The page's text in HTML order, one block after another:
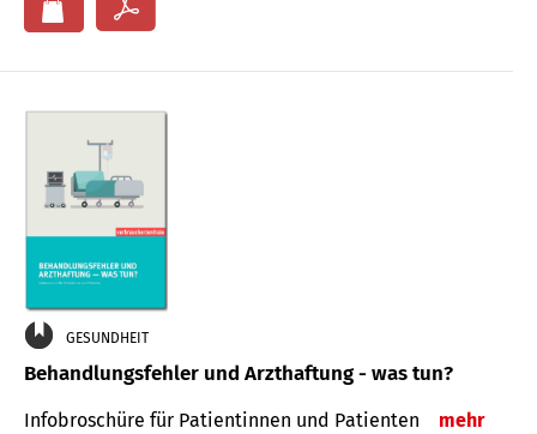
GESUNDHEIT
Behandlungsfehler und Arzthaftung - was tun?
Infobroschüre für Patientinnen und Patienten mehr